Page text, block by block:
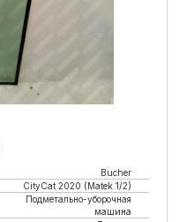
Bucher
CityCat 2020 (Matek 1/2)
Подметально-уборочная
машина